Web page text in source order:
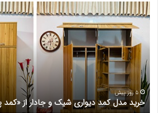
کمد دیواری شیک و جادار از «کمد پازلی»